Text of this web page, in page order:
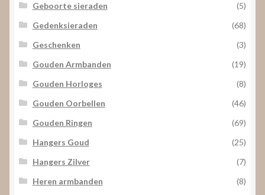
Geboorte sieraden
(5)
Gedenksieraden
(68)
Geschenken
(3)
Gouden Armbanden
(19)
Gouden Horloges
(8)
Gouden Oorbellen
(46)
Gouden Ringen
(69)
Hangers Goud
(25)
Hangers Zilver
(7)
Heren armbanden
(8)